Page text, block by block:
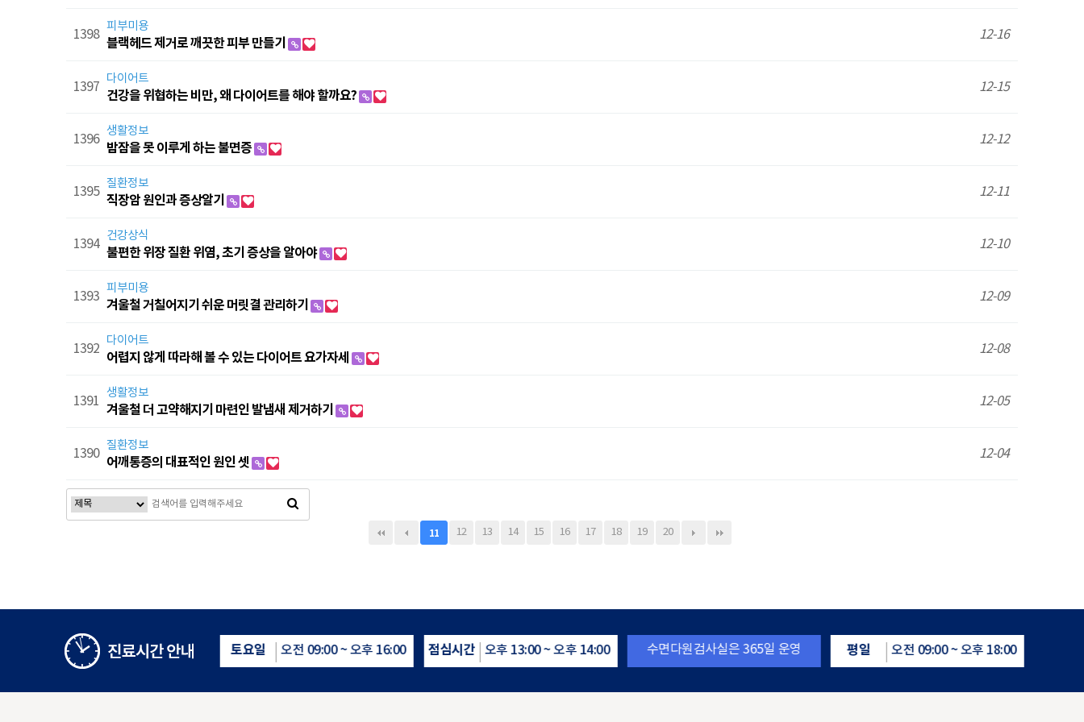
1398
피부미용
블랙헤드 제거로 깨끗한 피부 만들기
12-16
1397
다이어트
건강을 위협하는 비만, 왜 다이어트를 해야 할까요?
12-15
1396
생활정보
밤잠을 못 이루게 하는 불면증
12-12
1395
질환정보
직장암 원인과 증상알기
12-11
1394
건강상식
불편한 위장 질환 위염, 초기 증상을 알아야
12-10
1393
피부미용
겨울철 거칠어지기 쉬운 머릿결 관리하기
12-09
1392
다이어트
어렵지 않게 따라해 볼 수 있는 다이어트 요가자세
12-08
1391
생활정보
겨울철 더 고약해지기 마련인 발냄새 제거하기
12-05
1390
질환정보
어깨통증의 대표적인 원인 셋
12-04
11 12 13 14 15 16 17 18 19 20
오전 09:00 ~ 오후 18:00 토요일 오전 09:00 ~ 오후 16:00 점심시간 오후 13:00 ~ 오후 14:00 수면다원검사실은 365일 운영 평일 오전 09:00 ~ 오후 18:00